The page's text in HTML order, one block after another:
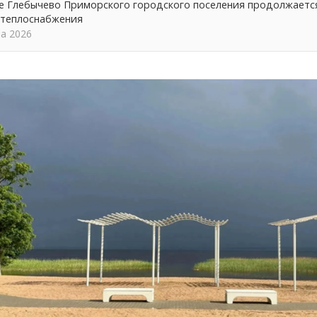
Глебычево Приморского городского поселения
2026